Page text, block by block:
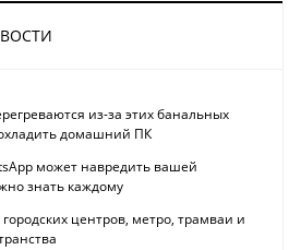
из-за этих банальных
домашний ПК
может навредить вашей
знать каждому
центров, метро, трамваи и